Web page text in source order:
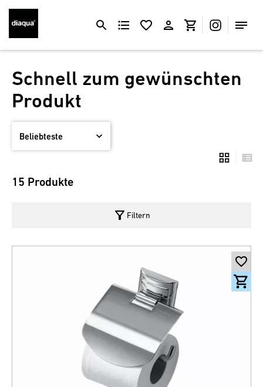
Schnell zum gewünschten
Produkt
15 Produkte
filter_alt Filtern